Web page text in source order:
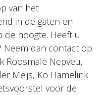
van het
in de gaten en
de hoogte. Heeft u
Neem dan contact op
Roosmale Nepveu,
Meijs, Ko Hamelink
voor de